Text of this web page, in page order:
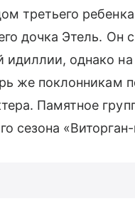
третьего
дочка Этель. Он
однако
же поклонникам
Памятное
сезона